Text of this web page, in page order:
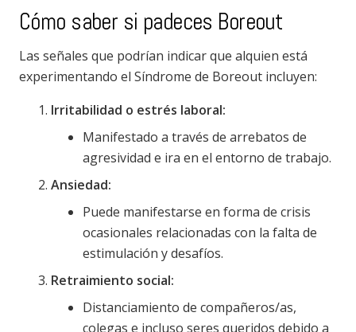
Cómo saber si padeces Boreout
Las señales que podrían indicar que alquien está
experimentando el Síndrome de Boreout incluyen:
Irritabilidad o estrés laboral:
Manifestado a través de arrebatos de
agresividad e ira en el entorno de trabajo.
Ansiedad:
Puede manifestarse en forma de crisis
ocasionales relacionadas con la falta de
estimulación y desafíos.
Retraimiento social:
Distanciamiento de compañeros/as,
colegas e incluso seres queridos debido a